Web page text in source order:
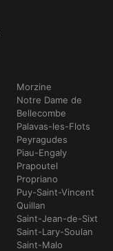
Morzine
Notre Dame de
Bellecombe
Palavas-les-Flots
Peyragudes
Piau-Engaly
Prapoutel
Propriano
Puy-Saint-Vincent
Quillan
Saint-Jean-de-Sixt
Saint-Lary-Soulan
Saint-Malo